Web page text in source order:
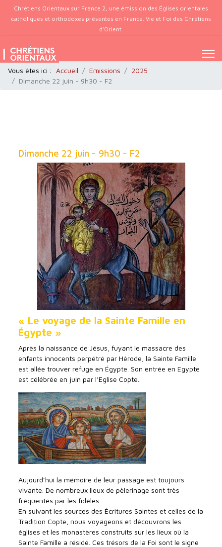
Chrétiens Orientaux sur France 2, une émission des Églises orientales
catholiques et orthodoxes présentes en France. Vie et Foi des Chrétiens
d’Orient.
Vous êtes ici : Accueil Emissions
2025
Dimanche 22 juin - 9h30 - F2
Dimanche 22 juin - 9h30 - F2
« Le voyage de la Sainte Famille en
Égypte »
Après la naissance de Jésus, fuyant le massacre des
enfants innocents perpétré par Hérode, la Sainte Famille
est allée trouver refuge en Égypte. Son entrée en Egypte
est célébrée en juin par l’Eglise Copte.
Aujourd’hui la mémoire de leur passage est toujours
vivante. De nombreux lieux de pèlerinage sont très
fréquentés par les fidèles.
En suivant les sources des Écritures Saintes et celles de la
Tradition Copte, nous voyageons et découvrons les
églises et les monastères construits sur les lieux où la
Sainte Famille a résidé. Ces trésors de la Foi sont le signe